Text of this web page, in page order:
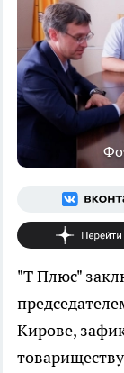
"Т Плюс"
Кирове,